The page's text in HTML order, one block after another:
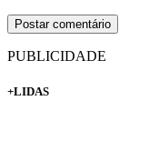
PUBLICIDADE
+LIDAS